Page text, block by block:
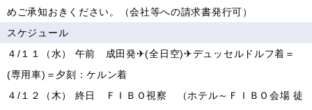
めご承知おきください。（会社等への請求書発行可）
スケジュール
４/１１（水） 午前 成田発✈(全日空)✈デュッセルドルフ着＝
(専用車)＝夕刻：ケルン着
４/１２（木） 終日 ＦＩＢＯ視察 （ホテル～ＦＩＢＯ会場 徒